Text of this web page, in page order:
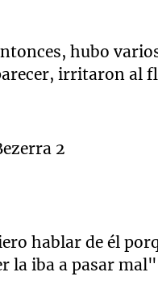
hubo
irritaron al
hablar de él
la iba a pasar